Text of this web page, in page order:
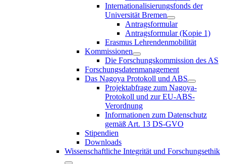
Internationalisierungsfonds der
Universität Bremen
Antragsformular
Antragsformular (Kopie 1)
Erasmus Lehrendenmobilität
Kommissionen
Die Forschungskommission des AS
Forschungsdatenmanagement
Das Nagoya Protokoll und ABS
Projektabfrage zum Nagoya-
Protokoll und zur EU-ABS-
Verordnung
Informationen zum Datenschutz
gemäß Art. 13 DS-GVO
Stipendien
Downloads
Wissenschaftliche Integrität und Forschungsethik